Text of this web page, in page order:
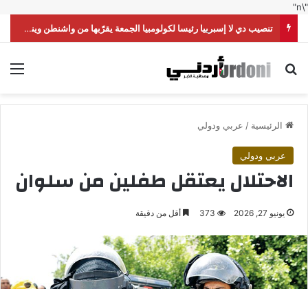
"\n"
تنصيب دي لا إسبرييا رئيسا لكولومبيا الجمعة يقرّبها من واشنطن وينقلها من اليسار إلى اليمين
بحث عن
الرئيسية / عربي ودولي
عربي ودولي
الاحتلال يعتقل طفلين من سلوان
يونيو 27, 2026 373 أقل من دقيقة